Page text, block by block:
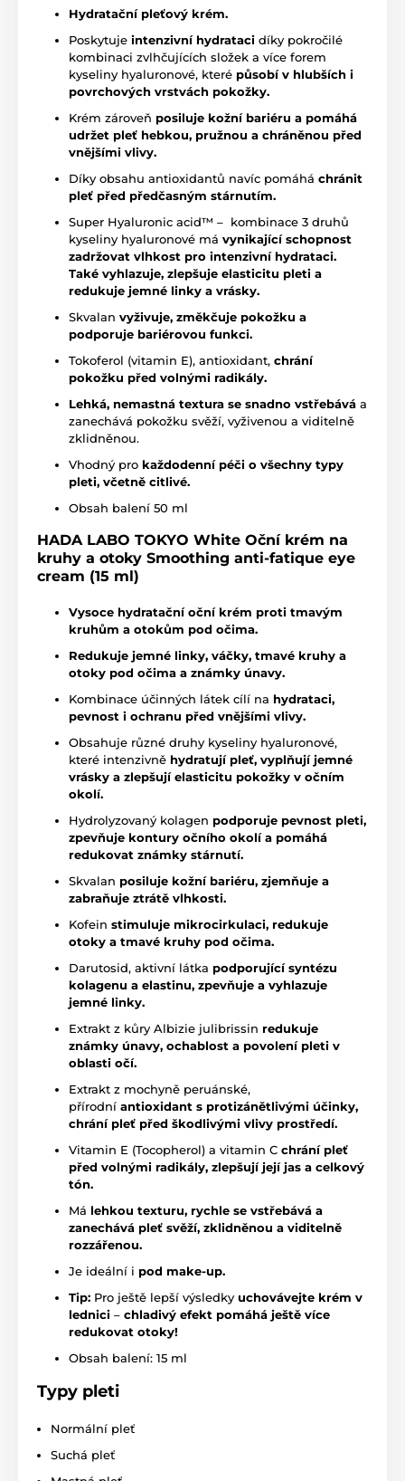
Hydratační pleťový krém.
Poskytuje intenzivní hydrataci díky pokročilé
kombinaci zvlhčujících složek a více forem
kyseliny hyaluronové, které působí v hlubších i
povrchových vrstvách pokožky.
Krém zároveň posiluje kožní bariéru a pomáhá
udržet pleť hebkou, pružnou a chráněnou před
vnějšími vlivy.
Díky obsahu antioxidantů navíc pomáhá chránit
pleť před předčasným stárnutím.
Super Hyaluronic acid™ – kombinace 3 druhů
kyseliny hyaluronové má vynikající schopnost
zadržovat vlhkost pro intenzivní hydrataci.
Také vyhlazuje, zlepšuje elasticitu pleti a
redukuje jemné linky a vrásky.
Skvalan vyživuje, změkčuje pokožku a
podporuje bariérovou funkci.
Tokoferol (vitamin E), antioxidant, chrání
pokožku před volnými radikály.
Lehká, nemastná textura se snadno vstřebává a
zanechává pokožku svěží, vyživenou a viditelně
zklidněnou.
Vhodný pro každodenní péči o všechny typy
pleti, včetně citlivé.
Obsah balení 50 ml
HADA LABO TOKYO White Oční krém na
kruhy a otoky Smoothing anti-fatique eye
cream (15 ml)
Vysoce hydratační oční krém proti tmavým
kruhům a otokům pod očima.
Redukuje jemné linky, váčky, tmavé kruhy a
otoky pod očima a známky únavy.
Kombinace účinných látek cílí na hydrataci,
pevnost i ochranu před vnějšími vlivy.
Obsahuje různé druhy kyseliny hyaluronové,
které intenzivně hydratují pleť, vyplňují jemné
vrásky a zlepšují elasticitu pokožky v očním
okolí.
Hydrolyzovaný kolagen podporuje pevnost pleti,
zpevňuje kontury očního okolí a pomáhá
redukovat známky stárnutí.
Skvalan posiluje kožní bariéru, zjemňuje a
zabraňuje ztrátě vlhkosti.
Kofein stimuluje mikrocirkulaci, redukuje
otoky a tmavé kruhy pod očima.
Darutosid, aktivní látka podporující syntézu
kolagenu a elastinu, zpevňuje a vyhlazuje
jemné linky.
Extrakt z kůry Albizie julibrissin redukuje
známky únavy, ochablost a povolení pleti v
oblasti očí.
Extrakt z mochyně peruánské,
přírodní antioxidant s protizánětlivými účinky,
chrání pleť před škodlivými vlivy prostředí.
Vitamin E (Tocopherol) a vitamin C chrání pleť
před volnými radikály, zlepšují její jas a celkový
tón.
Má lehkou texturu, rychle se vstřebává a
zanechává pleť svěží, zklidněnou a viditelně
rozzářenou.
Je ideální i pod make-up.
Tip: Pro ještě lepší výsledky uchovávejte krém v
lednici – chladivý efekt pomáhá ještě více
redukovat otoky!
Obsah balení: 15 ml
Typy pleti
Normální pleť
Suchá pleť